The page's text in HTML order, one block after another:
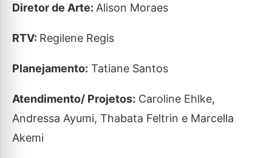
Diretor de Arte: Alison Moraes
RTV: Regilene Regis
Planejamento: Tatiane Santos
Atendimento/ Projetos: Caroline Ehlke,
Andressa Ayumi, Thabata Feltrin e Marcella
Akemi